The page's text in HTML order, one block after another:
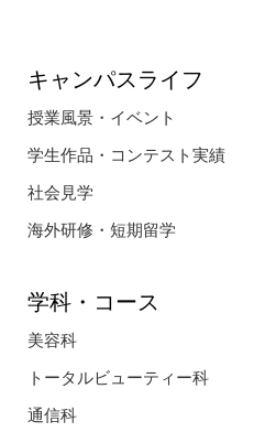
キャンパスライフ
授業風景・イベント
学生作品・コンテスト実績
社会見学
海外研修・短期留学
学科・コース
美容科
トータルビューティー科
通信科